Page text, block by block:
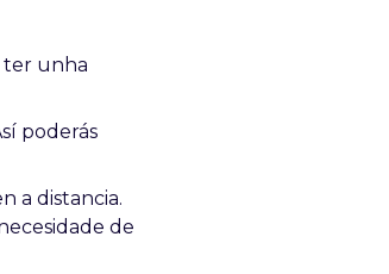
ter unha
poderás
a distancia.
de